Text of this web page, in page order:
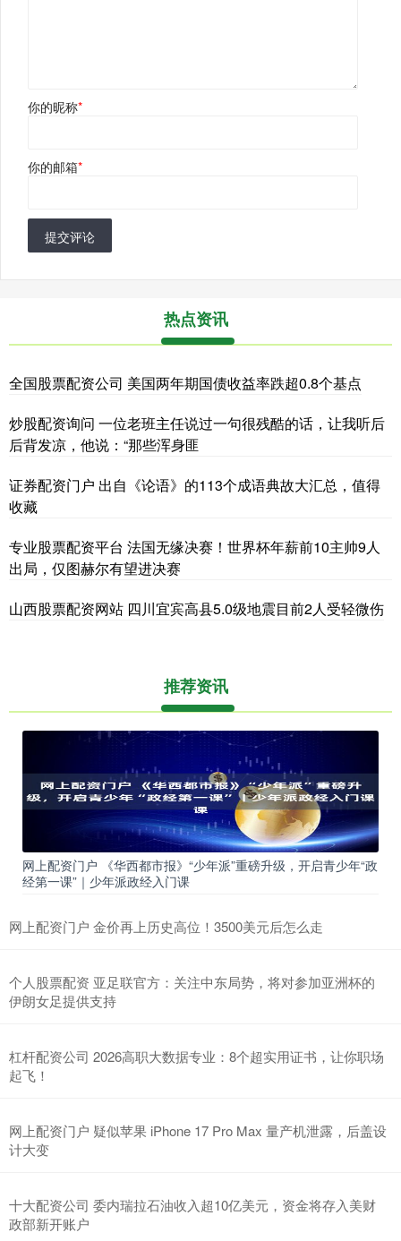
你的昵称*
你的邮箱*
提交评论
热点资讯
全国股票配资公司 美国两年期国债收益率跌超0.8个基点
炒股配资询问 一位老班主任说过一句很残酷的话，让我听后
后背发凉，他说：“那些浑身匪
证券配资门户 出自《论语》的113个成语典故大汇总，值得
收藏
专业股票配资平台 法国无缘决赛！世界杯年薪前10主帅9人
出局，仅图赫尔有望进决赛
山西股票配资网站 四川宜宾高县5.0级地震目前2人受轻微伤
推荐资讯
网上配资门户 《华西都市报》“少年派”重磅升级，开启青少年“政
经第一课”｜少年派政经入门课
网上配资门户 金价再上历史高位！3500美元后怎么走
个人股票配资 亚足联官方：关注中东局势，将对参加亚洲杯的
伊朗女足提供支持
杠杆配资公司 2026高职大数据专业：8个超实用证书，让你职场
起飞！
网上配资门户 疑似苹果 iPhone 17 Pro Max 量产机泄露，后盖设
计大变
十大配资公司 委内瑞拉石油收入超10亿美元，资金将存入美财
政部新开账户